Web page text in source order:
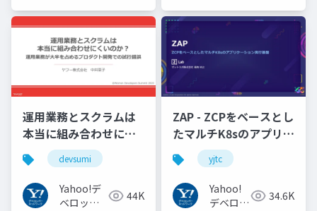
トワーク
トワーク
運用業務とスクラムは
本当に組み合わせにく
いのか︖運用業務が大
半を占めるプロダクト
開発での試行錯誤
devsumi
Yahoo!デ
ベロッパ
44K
ZAP - ZCPをベースとし
たマルチK8sのアプリケ
ーション実行基盤
#YJTC / YJTC21 B-3
yjtc
Yahoo!
デベロッ
34.6K